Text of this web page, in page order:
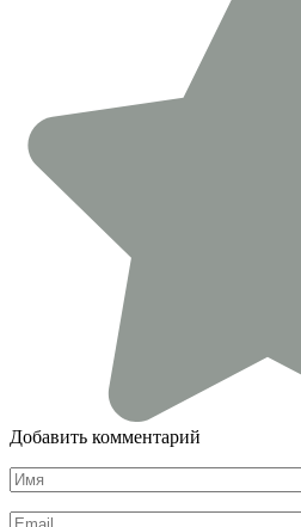
Добавить комментарий
Имя
*
Email